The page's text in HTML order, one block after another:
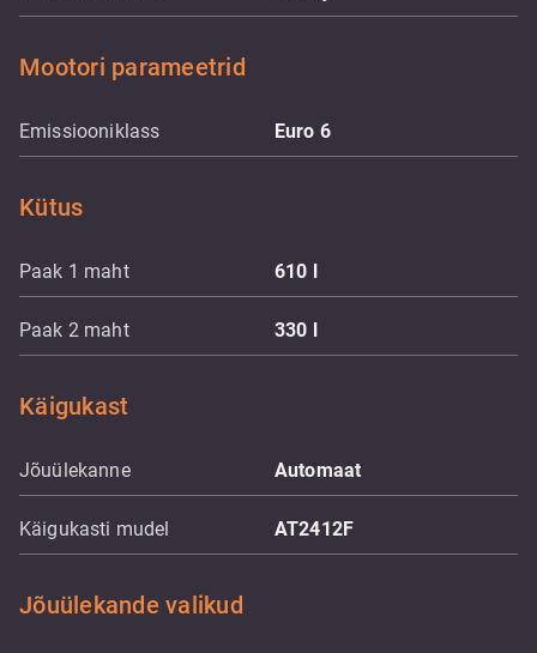
Mootori parameetrid
Emissiooniklass Euro 6
Kütus
Paak 1 maht 610 l
Paak 2 maht 330 l
Käigukast
Jõuülekanne Automaat
Käigukasti mudel AT2412F
Jõuülekande valikud